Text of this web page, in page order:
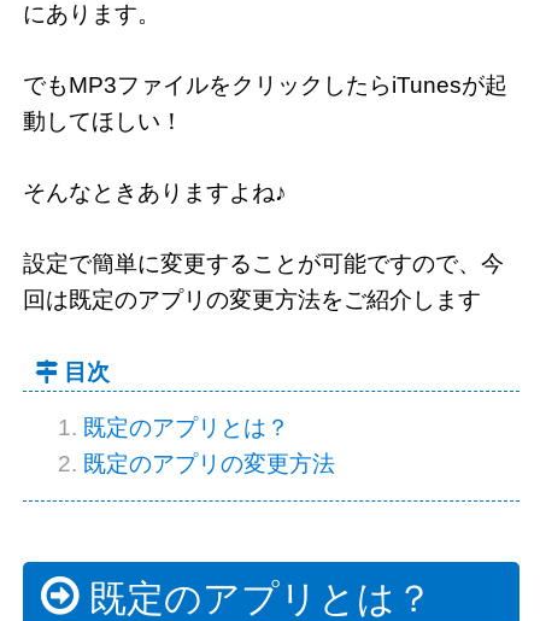
にあります。
でもMP3ファイルをクリックしたらiTunesが起
動してほしい！
そんなときありますよね♪
設定で簡単に変更することが可能ですので、今
回は既定のアプリの変更方法をご紹介します
目次
既定のアプリとは？
既定のアプリの変更方法
既定のアプリとは？